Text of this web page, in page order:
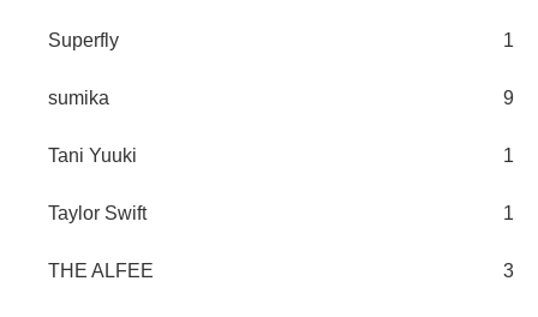
Superfly 1
sumika 9
Tani Yuuki 1
Taylor Swift 1
THE ALFEE 3